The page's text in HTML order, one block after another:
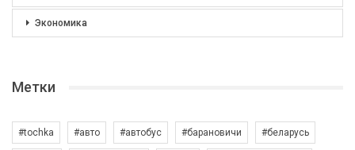
Экономика
Метки
#tochka #авто #автобус #барановичи #беларусь